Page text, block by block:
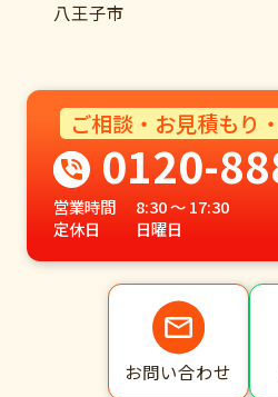
八王子市
ご相談・お見積もり
0120-
営業時間
8:30 ～ 17:30
定休日
日曜日
お問い合わせ